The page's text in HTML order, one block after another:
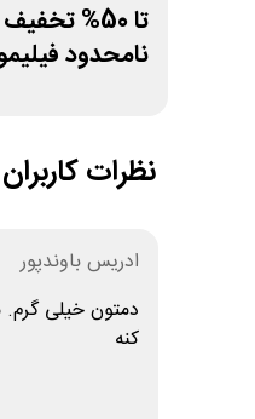
تا 50%
نامحدود
نظرات کاربران
ادریس باوندپور
دمتون خیلی گرم.
کنه